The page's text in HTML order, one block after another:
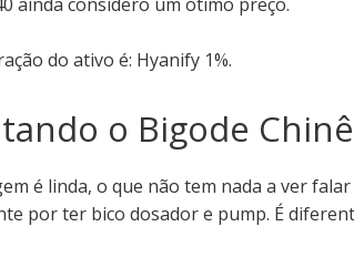
do ativo é: Hyanify 1%.
o Bigode
é linda, o que não tem nada a ver
por ter bico dosador e pump. É